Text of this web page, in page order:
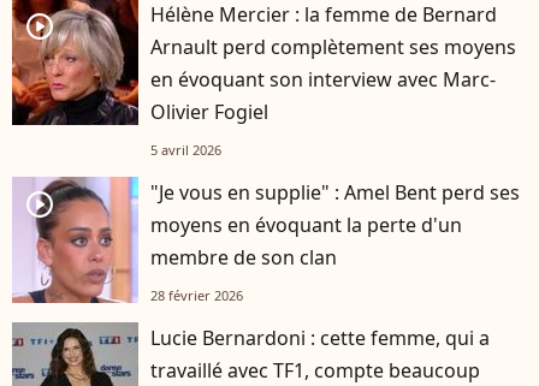
player2
Hélène Mercier : la femme de Bernard
Arnault perd complètement ses moyens
en évoquant son interview avec Marc-
Olivier Fogiel
5 avril 2026
player2
"Je vous en supplie" : Amel Bent perd ses
moyens en évoquant la perte d'un
membre de son clan
28 février 2026
Lucie Bernardoni : cette femme, qui a
travaillé avec TF1, compte beaucoup